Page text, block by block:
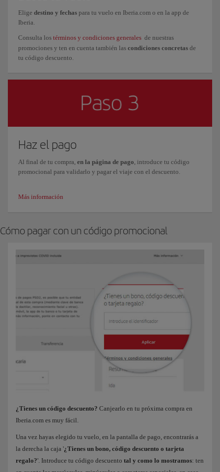
Elige destino y fechas para tu vuelo en Iberia.com o en la app de
Iberia.
Consulta los términos y condiciones generales de nuestras
promociones y ten en cuenta también las condiciones concretas de
tu código descuento.
Haz el pago
Al final de tu compra, en la página de pago , introduce tu código
promocional para validarlo y pagar el viaje con el descuento.
Más información
Cómo pagar con un código promocional
¿Tienes un código descuento? Canjearlo en tu próxima compra en
Iberia.com es muy fácil.
Una vez hayas elegido tu vuelo, en la pantalla de pago, encontrarás a
la derecha la caja '¿Tienes un bono, código descuento o tarjeta
regalo?'. Introduce tu código descuento tal y como lo mostramos: ten